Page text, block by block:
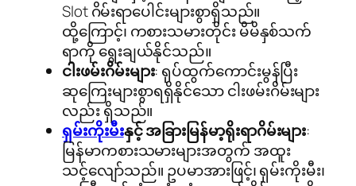
Slot ဂိမ်းရာပေါင်းများစွာရှိသည်။
ထို့ကြောင့်၊ ကစားသမားတိုင်း မိမိနှစ်သက်
ရာကို ရွေးချယ်နိုင်သည်။
ငါးဖမ်းဂိမ်းများ: ရုပ်ထွက်ကောင်းမွန်ပြီး
ဆုကြေးများစွာရရှိနိုင်သော ငါးဖမ်းဂိမ်းများ
လည်း ရှိသည်။
ရှမ်းကိုးမီးနှင့် အခြားမြန်မာ့ရိုးရာဂိမ်းများ:
မြန်မာကစားသမားများအတွက် အထူး
သင့်လျော်သည်။ ဥပမာအားဖြင့်၊ ရှမ်းကိုးမီး၊